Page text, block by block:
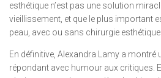
esthétique n’est pas une solution
vieillissement, et que le plus important
peau, avec ou sans chirurgie esthétique.
En définitive, Alexandra Lamy a montré
répondant avec humour aux critiques.